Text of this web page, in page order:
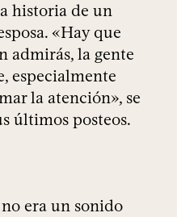
historia de un
«Hay que
admirás, la gente
especialmente
la atención», se
últimos posteos.
era un sonido